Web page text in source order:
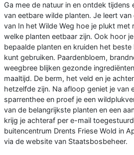
Ga mee de natuur in en ontdek tijdens
van eetbare wilde planten. Je leert
van In het Wilde Weg hoe je plukt met
welke planten eetbaar zijn. Ook hoor
bepaalde planten en kruiden het
kunt gebruiken. Paardenbloem,
weegbree blijken gezonde
maaltijd. De berm, het veld en je
hetzelfde zijn. Na afloop geniet je van
sparrenthee en proef je een
van de belangrijkste planten en een
krijg je achteraf per e-mail
buitencentrum Drents Friese Wold in
via de website van Staatsbosbeheer.